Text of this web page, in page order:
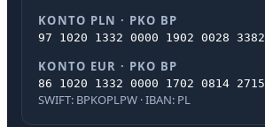
KONTO PLN · PKO BP
97 1020 1332 0000 1902 0028 3382
KONTO EUR · PKO BP
86 1020 1332 0000 1702 0814 2715
SWIFT: BPKOPLPW · IBAN: PL